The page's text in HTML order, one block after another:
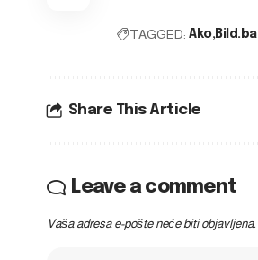
TAGGED: Ako Bild.ba
Share This Article
Leave a comment
Vaša adresa e-pošte neće biti objavljena.